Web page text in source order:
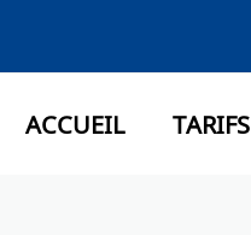
ACCUEIL TARIFS